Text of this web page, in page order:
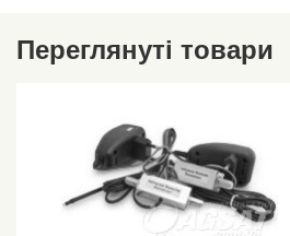
Переглянуті товари